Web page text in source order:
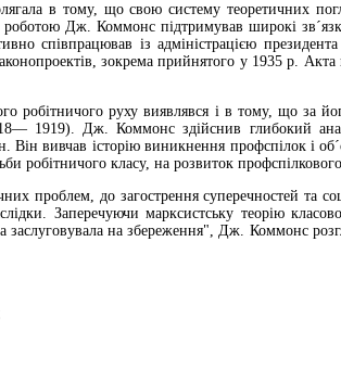
в тому, що свою систему теоретичних
роботою Дж. Коммонс підтримував широкі
співпрацював із адміністрацією
зокрема прийнятого у 1935 р.
руху виявлявся і в тому, що за
1919). Дж. Коммонс здійснив глибокий
Він вивчав історію виникнення профспілок і
робітничого класу, на розвиток
проблем, до загострення суперечностей та
Заперечуючи марксистську теорію
на збереження", Дж. Коммонс